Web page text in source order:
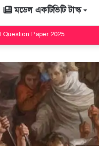
মডেল একটিভিটি টাস্ক
Paper 2025